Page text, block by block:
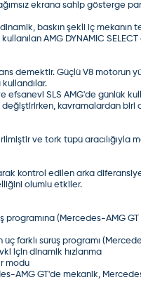
ekrana sahip gösterge
baskın şekli iç mekanın
AMG DYNAMIC
demektir. Güçlü V8
kullandılar.
efsanevi SLS AMG'de günlük
kavramalardan
ve tork tüpü aracılığıyla
kontrol edilen arka
olumlu etkiler.
(Mercedes-AMG
farklı sürüş programı
için dinamik hızlanma
modu
AMG GT'de mekanik,